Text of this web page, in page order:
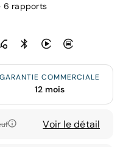
6 rapports
GARANTIE COMMERCIALE
12 mois
Voir le détail